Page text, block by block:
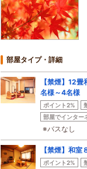
部屋タイプ・詳細
【禁煙】12
名様～4名様
ポイント2%
部屋でインター
※バスなし
【禁煙】和
ポイント2%